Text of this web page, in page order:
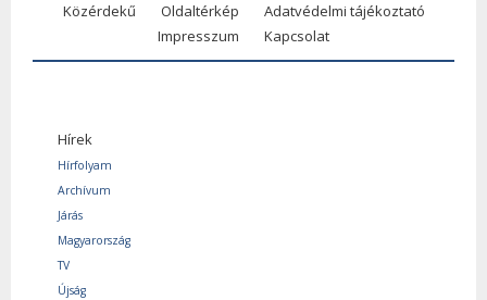
Közérdekű
Oldaltérkép
Adatvédelmi tájékoztató
Impresszum
Kapcsolat
Hírek
Hírfolyam
Archívum
Járás
Magyarország
TV
Újság